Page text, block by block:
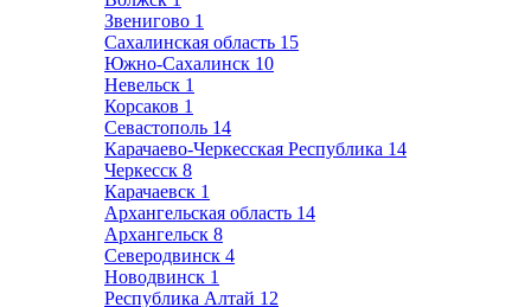
Звенигово 1
Сахалинская область 15
Южно-Сахалинск 10
Невельск 1
Корсаков 1
Севастополь 14
Карачаево-Черкесская Республика 14
Черкесск 8
Карачаевск 1
Архангельская область 14
Архангельск 8
Северодвинск 4
Новодвинск 1
Республика Алтай 12